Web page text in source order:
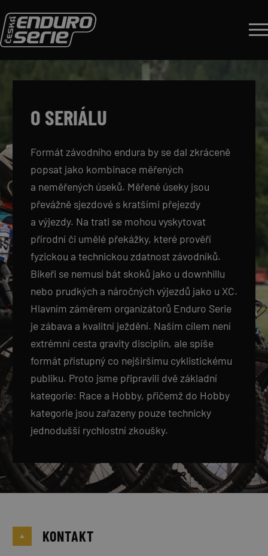
O SERIÁLU
Formát závodního endura by se dal zkráceně
popsat jako kombinace měřených
a neměřených úseků. Měřené úseky jsou
převážně sjezdové s kratšími přejezdy
a výjezdy. Na trati se mohou vyskytovat
přírodní či umělé překážky, které prověří
fyzickou a technickou zdatnost závodníků.
Bikeři se nemusí bát skoků jako u downhillu
nebo prudkých a náročných výjezdů jako u XC.
Hlavním záměrem organizátorů Enduro Serie
je zábava a kvalitní ježdění. Naším cílem není
extrémní cesta gravity disciplín, ale spíše
formát přístupný co nejširšímu cyklistickému
publiku. Proto jsme připravili dvě základní
kategorie: Race a Hobby, přičemž do Hobby
kategorie jsou zařazeny pouze technicky
jednodušší rychlostní zkoušky.
KONTAKT